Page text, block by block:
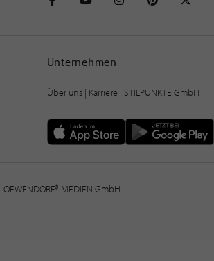
Unternehmen
Über uns| Karriere | STILPUNKTE GmbH
LOEWENDORF® MEDIEN GmbH